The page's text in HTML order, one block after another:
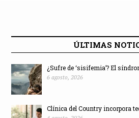
ÚLTIMAS
¿Sufre de ‘sisifemia’? El
6 agosto, 2026
Clínica del Country incorpora